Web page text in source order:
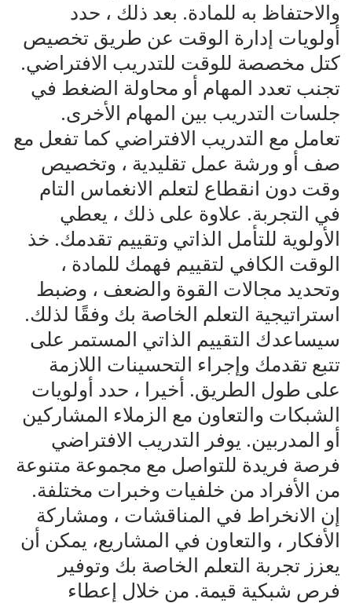
والاحتفاظ به للمادة. بعد ذلك ، حدد
أولويات إدارة الوقت عن طريق تخصيص
كتل مخصصة للوقت للتدريب الافتراضي.
تجنب تعدد المهام أو محاولة الضغط في
جلسات التدريب بين المهام الأخرى.
تعامل مع التدريب الافتراضي كما تفعل مع
صف أو ورشة عمل تقليدية ، وتخصيص
وقت دون انقطاع لتعلم الانغماس التام
في التجربة. علاوة على ذلك ، يعطي
الأولوية للتأمل الذاتي وتقييم تقدمك. خذ
الوقت الكافي لتقييم فهمك للمادة ،
وتحديد مجالات القوة والضعف ، وضبط
استراتيجية التعلم الخاصة بك وفقًا لذلك.
سيساعدك التقييم الذاتي المستمر على
تتبع تقدمك وإجراء التحسينات اللازمة
على طول الطريق. أخيرا ، حدد أولويات
الشبكات والتعاون مع الزملاء المشاركين
أو المدربين. يوفر التدريب الافتراضي
فرصة فريدة للتواصل مع مجموعة متنوعة
من الأفراد من خلفيات وخبرات مختلفة.
إن الانخراط في المناقشات ، ومشاركة
الأفكار ، والتعاون في المشاريع، يمكن أن
يعزز تجربة التعلم الخاصة بك وتوفير
فرص شبكية قيمة. من خلال إعطاء